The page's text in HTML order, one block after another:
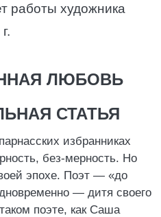
работы художника
ЛЮБОВЬ
СТАТЬЯ
избранниках
без-мерность. Но
эпохе. Поэт — «до
— дитя своего
поэте, как Саша